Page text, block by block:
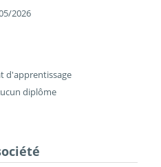
2026
d'apprentissage
diplôme